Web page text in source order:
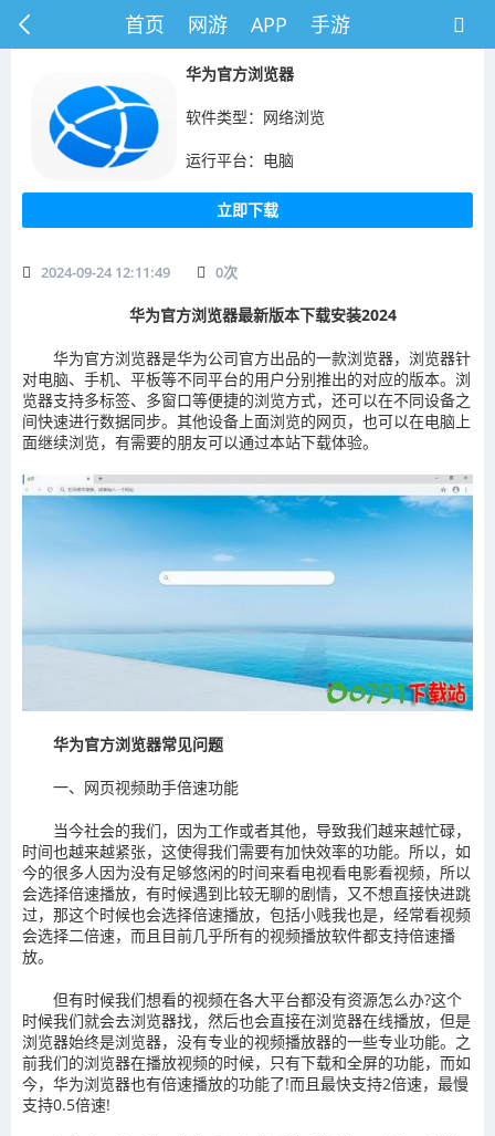
首页 网游 APP 手游
华为官方浏览器
软件类型：网络浏览
运行平台：电脑
立即下载
2024-09-24 12:11:49 0次
华为官方浏览器最新版本下载安装2024
华为官方浏览器是华为公司官方出品的一款浏览器，浏览器针
对电脑、手机、平板等不同平台的用户分别推出的对应的版本。浏
览器支持多标签、多窗口等便捷的浏览方式，还可以在不同设备之
间快速进行数据同步。其他设备上面浏览的网页，也可以在电脑上
面继续浏览，有需要的朋友可以通过本站下载体验。
华为官方浏览器常见问题
一、网页视频助手倍速功能
当今社会的我们，因为工作或者其他，导致我们越来越忙碌，
时间也越来越紧张，这使得我们需要有加快效率的功能。所以，如
今的很多人因为没有足够悠闲的时间来看电视看电影看视频，所以
会选择倍速播放，有时候遇到比较无聊的剧情，又不想直接快进跳
过，那这个时候也会选择倍速播放，包括小贱我也是，经常看视频
会选择二倍速，而且目前几乎所有的视频播放软件都支持倍速播
放。
但有时候我们想看的视频在各大平台都没有资源怎么办?这个
时候我们就会去浏览器找，然后也会直接在浏览器在线播放，但是
浏览器始终是浏览器，没有专业的视频播放器的一些专业功能。之
前我们的浏览器在播放视频的时候，只有下载和全屏的功能，而如
今，华为浏览器也有倍速播放的功能了!而且最快支持2倍速，最慢
支持0.5倍速!